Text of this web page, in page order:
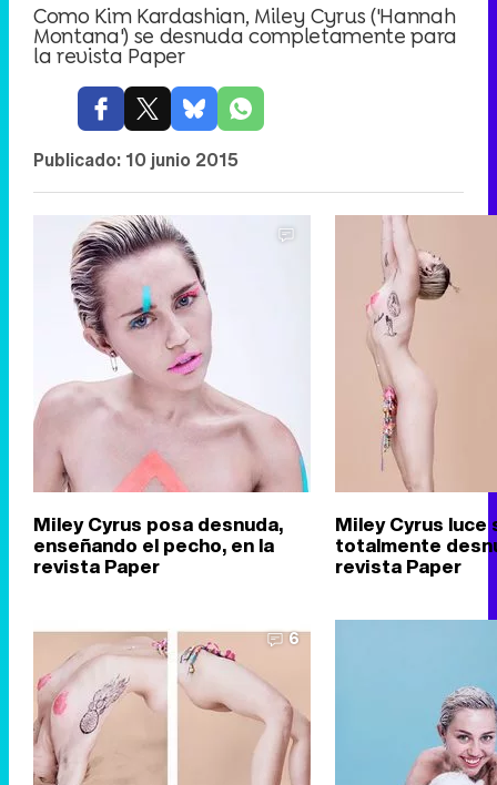
Como Kim Kardashian, Miley Cyrus ('Hannah
Montana') se desnuda completamente para
la revista Paper
Publicado: 10 junio 2015
Miley Cyrus posa desnuda,
enseñando el pecho, en la
revista Paper
Miley Cyrus luce
totalmente
revista Paper
6